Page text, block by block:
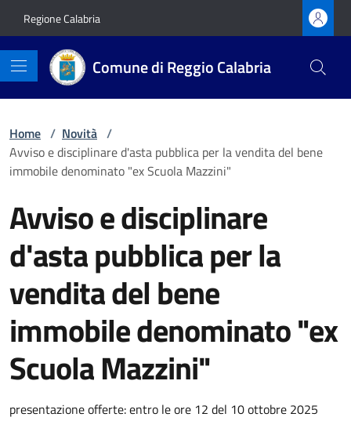
Regione Calabria
Comune di Reggio Calabria
Home / Novità /
Avviso e disciplinare d'asta pubblica per la vendita del bene
immobile denominato "ex Scuola Mazzini"
Avviso e disciplinare
d'asta pubblica per la
vendita del bene
immobile denominato "ex
Scuola Mazzini"
Dettagli della notizia
presentazione offerte: entro le ore 12 del 10 ottobre 2025